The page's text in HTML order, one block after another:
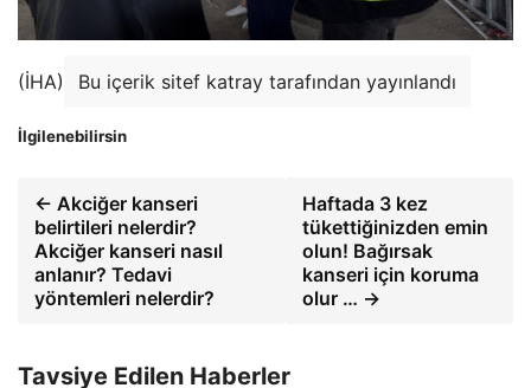
(İHA) Bu içerik sitef katray tarafından yayınlandı
İlgilenebilirsin
← Akciğer kanseri
belirtileri nelerdir?
Akciğer kanseri nasıl
anlanır? Tedavi
yöntemleri nelerdir?
Haftada 3 kez
tükettiğinizden emin
olun! Bağırsak
kanseri için koruma
olur … →
Tavsiye Edilen Haberler